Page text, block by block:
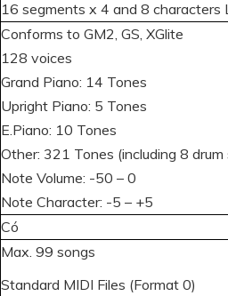
16 segments x 4 and 8 characters
Conforms to GM2, GS, XGlite
128 voices
Grand Piano: 14 Tones
Upright Piano: 5 Tones
E.Piano: 10 Tones
Other: 321 Tones (including 8
Note Volume: -50 – 0
Note Character: -5 – +5
Có
Max. 99 songs
Standard MIDI Files (Format 0)